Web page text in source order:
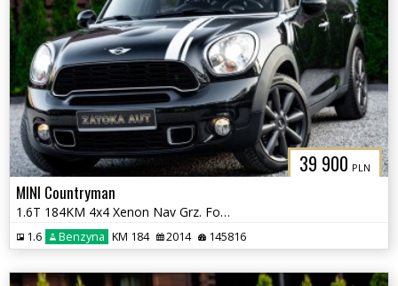
39 900 PLN
MINI Countryman
1.6T 184KM 4x4 Xenon Nav Grz. Fot Skóra Tempomat Klima Serwis
1.6 Benzyna KM 184 2014 145816